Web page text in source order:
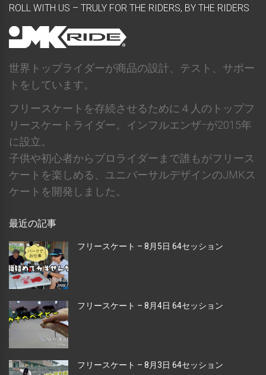
ROLL WITH US – TRULY FOR THE RIDERS, BY THE RIDERS
世界トップライダーが商品の設計、テスト、サポー
トをしています。
フリースケートを存続させるために４人のトップフ
リースケートライダー。インフルエンザｰが2015年
に設立。
子供や初心者からプロライダーまで誰もがフリース
ケートを楽しめる、ユニバーサルデザインのJMKス
ケートを開発しました。
最近の記事
フリースケート – 8月5日 64セッション
フリースケート – 8月4日 64セッション
フリースケート – 8月3日 64セッション